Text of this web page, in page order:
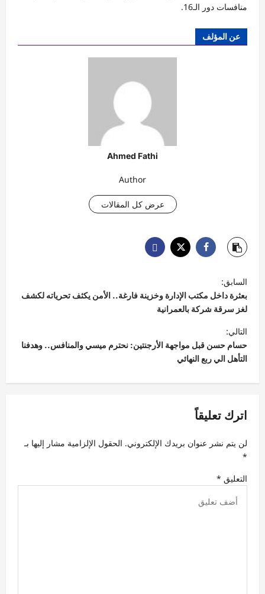
منافسات دور الـ16.
عن المؤلف
Ahmed Fathi
Author
عرض كل المقالات
ت
ص
فّ
ح
ا
ل
م
ا
ل
ا
ت
السابق:
بعثرة داخل مكتب الإدارة وخزينة فارغة.. الأمن يكثف تحرياته لكشف
لغز سرقة شركة بالعمرانية
التالي:
حسام حسن قبل مواجهة الأرجنتين: نحترم ميسي والمنافس.. وهدفنا
التأهل الي ربع النهائي
اترك تعليقاً
لن يتم نشر عنوان بريدك الإلكتروني. الحقول الإلزامية مشار إليها بـ
*
التعليق *